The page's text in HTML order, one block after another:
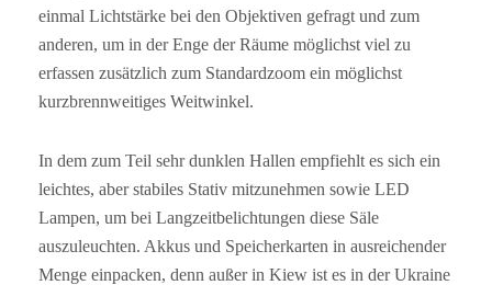
einmal Lichtstärke bei den Objektiven gefragt und zum
anderen, um in der Enge der Räume möglichst viel zu
erfassen zusätzlich zum Standardzoom ein möglichst
kurzbrennweitiges Weitwinkel.
In dem zum Teil sehr dunklen Hallen empfiehlt es sich ein
leichtes, aber stabiles Stativ mitzunehmen sowie LED
Lampen, um bei Langzeitbelichtungen diese Säle
auszuleuchten. Akkus und Speicherkarten in ausreichender
Menge einpacken, denn außer in Kiew ist es in der Ukraine